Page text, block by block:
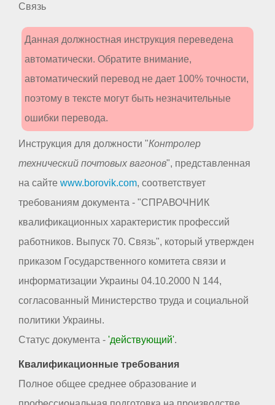
Связь
Данная должностная инструкция переведена
автоматически. Обратите внимание,
автоматический перевод не дает 100% точности,
поэтому в тексте могут быть незначительные
ошибки перевода.
Инструкция для должности "Контролер
технический почтовых вагонов", представленная
на сайте www.borovik.com, соответствует
требованиям документа - "СПРАВОЧНИК
квалификационных характеристик профессий
работников. Выпуск 70. Связь", который утвержден
приказом Государственного комитета связи и
информатизации Украины 04.10.2000 N 144,
согласованный Министерство труда и социальной
политики Украины.
Статус документа - 'действующий'.
Квалификационные требования
Полное общее среднее образование и